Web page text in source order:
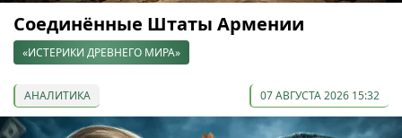
Соединённые Штаты Армении
«ИСТЕРИКИ ДРЕВНЕГО МИРА»
АНАЛИТИКА 07 АВГУСТА 2026 15:32